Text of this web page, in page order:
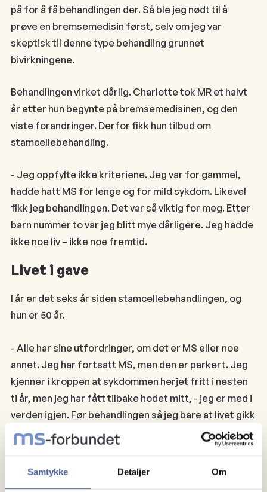
Samtykke Detaljer Om
på for å få behandlingen der. Så ble jeg nødt til å
prøve en bremsemedisin først, selv om jeg var
skeptisk til denne type behandling grunnet
bivirkningene.
Behandlingen virket dårlig. Charlotte tok MR et halvt
år etter hun begynte på bremsemedisinen, og den
viste forandringer. Derfor fikk hun tilbud om
stamcellebehandling.
- Jeg oppfylte ikke kriteriene. Jeg var for gammel,
hadde hatt MS for lenge og for mild sykdom. Likevel
fikk jeg behandlingen. Det var så viktig for meg. Etter
barn nummer to var jeg blitt mye dårligere. Jeg hadde
ikke noe liv – ikke noe fremtid.
Livet i gave
I år er det seks år siden stamcellebehandlingen, og
hun er 50 år.
- Alle har sine utfordringer, om det er MS eller noe
annet. Jeg har fortsatt MS, men den er parkert. Jeg
kjenner i kroppen at sykdommen herjet fritt i nesten
ti år, men jeg har fått tilbake hodet mitt, - jeg er med i
verden igjen. Før behandlingen så jeg bare at livet gikk
forbi meg der ute et sted. Det er den store
forskjellen for meg.Jeg er med igjen
. Jeg unner alle å